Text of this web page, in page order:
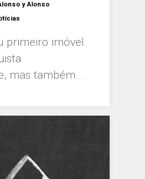
y Alonso
primeiro imóvel
mas também...